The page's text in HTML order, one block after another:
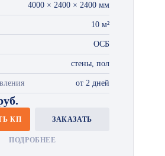
4000 × 2400 × 2400 мм
10 м²
ОСБ
стены, пол
от 2 дней
КП ЗАКАЗАТЬ
ПОДРОБНЕЕ